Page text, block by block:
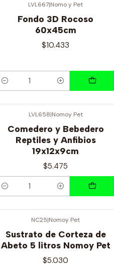
LVL667|Nomo y Pet
Fondo 3D Rocoso
60x45cm
$10.433
Cantidad
LVL658|Nomoy Pet
Comedero y Bebedero
Reptiles y Anfibios
19x12x9cm
$5.475
Cantidad
NC25|Nomoy Pet
Sustrato de Corteza de
Abeto 5 litros Nomoy Pet
$5.030